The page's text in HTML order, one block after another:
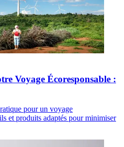
Voyage Écoresponsable :
pour un voyage
et produits adaptés pour minimiser